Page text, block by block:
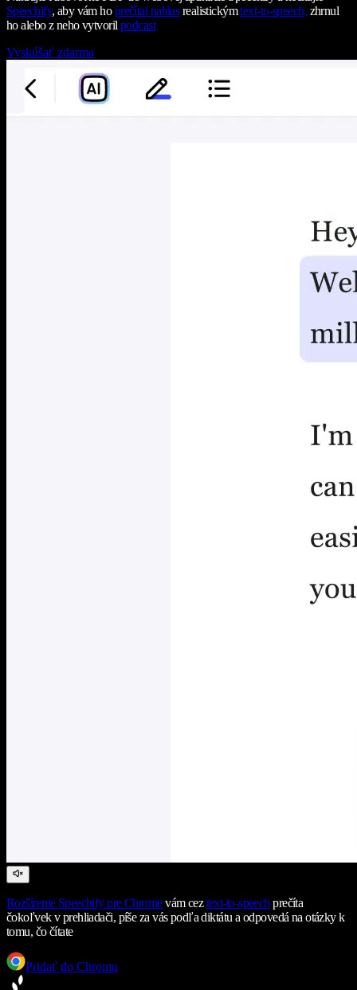
Speechify, aby vám hoprečítal nahlasrealistickýmtext-to-speech, zhrnul
ho alebo z neho vytvorilpodcast
Vyskúšať zdarma
Rozšírenie Speechify pre Chromevám ceztext-to-speech prečíta
čokoľvek v prehliadači, píše za vás podľa diktátu a odpovedá na otázky k
tomu, čo čítate
Pridať do Chromu